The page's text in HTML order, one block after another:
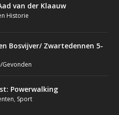
van der Klaauw
Historie
Bosvijver/ Zwartedennen 5-
Gevonden
Powerwalking
, Sport